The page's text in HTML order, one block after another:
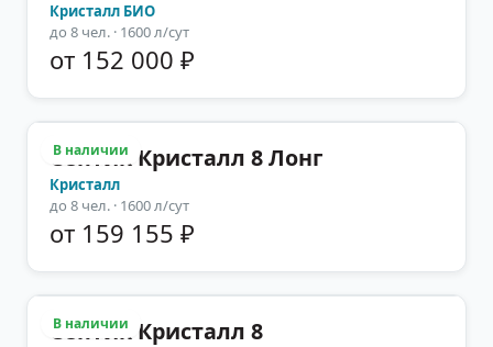
Кристалл БИО
до 8 чел. · 1600 л/сут
от 152 000 ₽
В наличии
Септик Кристалл 8 Лонг
Кристалл
до 8 чел. · 1600 л/сут
от 159 155 ₽
В наличии
Септик Кристалл 8